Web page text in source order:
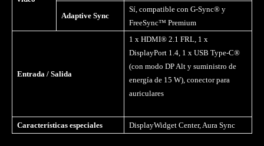
Adaptive Sync
Sí, compatible con G-Sync® y
FreeSync™ Premium
Entrada / Salida
1 x HDMI® 2.1 FRL, 1 x
DisplayPort 1.4, 1 x USB Type-C®
(con modo DP Alt y suministro de
energía de 15 W), conector para
auriculares
Características especiales DisplayWidget Center, Aura Sync